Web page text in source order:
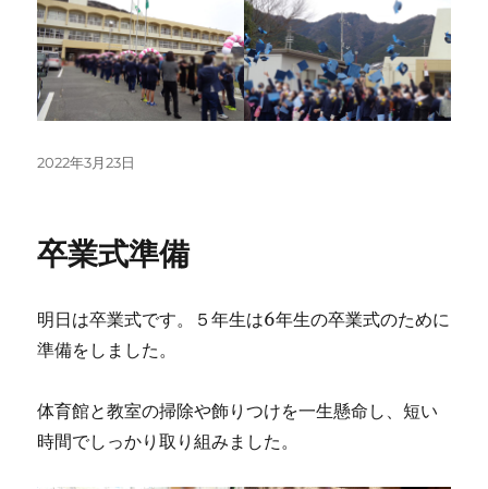
投
2022年3月23日
卒業式準備
明日は卒業式です。５年生は6年生の卒業式のために
準備をしました。
体育館と教室の掃除や飾りつけを一生懸命し、短い
時間でしっかり取り組みました。